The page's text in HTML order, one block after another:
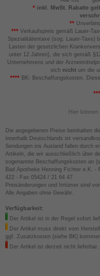
*inkl. MwSt. Rabatte
**
*** Verkaufspreis gemäß Lauer-
Spezialitätentaxe (sog. Lauer-Taxe)
Lasten der gesetzlichen
unter 12 Jahren), die sich gemäß
Unternehmens und der
sich nicht um die
****BK: Beschaffungskosten.
Hier
Die angegebenen Preise beinhalten
innerhalb Deutschlands ist
Sendungen ins Ausland fallen durch
Artikeln, die wir ausschließlich über
sogenannte Beschaffungskosten an
Bad Apotheke Henning Fichter e.K. -
422 - Fax 05424 / 21 64 47
Preisänderungen und Irrtümer sind
Alle Angaben ohne Gewähr.
Verfügbarkeit:
Der Artikel ist in der Regel sofort
Der Artikel muss direkt vom
ggf. Zusatzkosten (siehe BK)
Der Artikel ist derzeit nicht lieferbar.